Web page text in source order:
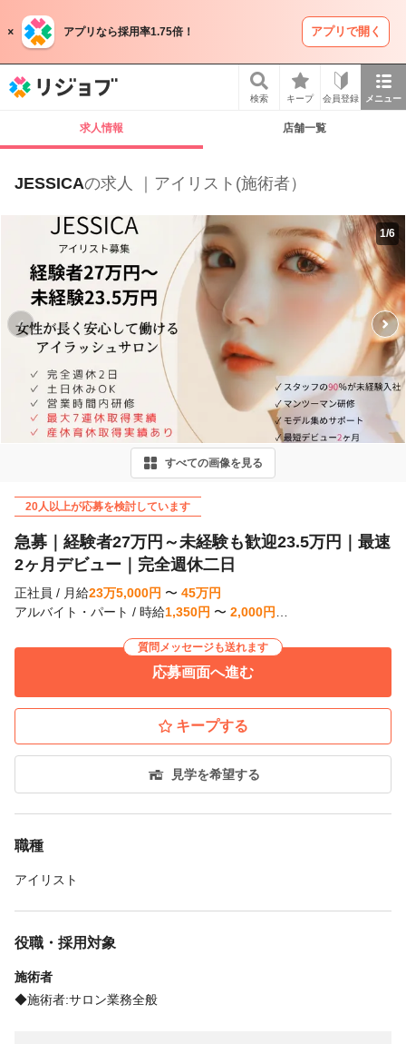
アプリなら採用率1.75倍！ アプリで開く
検索 キープ 会員登録 メニュー
求人情報 店舗一覧
JESSICAの求人 ｜アイリスト(施術者）
1/6
すべての画像を見る
20人以上が応募を検討しています
急募｜経験者27万円～未経験も歓迎23.5万円｜最速
2ヶ月デビュー｜完全週休二日
正社員 / 月給23万5,000円 〜 45万円
アルバイト・パート / 時給1,350円 〜 2,000円 …
質問メッセージも送れます
応募画面へ進む
キープする
見学を希望する
職種
アイリスト
役職・採用対象
施術者
◆施術者:サロン業務全般